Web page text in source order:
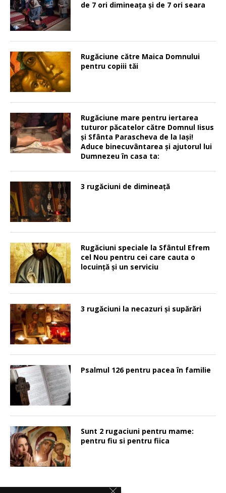
de 7 ori dimineața și de 7 ori seara
Rugăciune către Maica Domnului
pentru copiii tăi
Rugăciune mare pentru iertarea
tuturor păcatelor către Domnul Iisus
şi Sfânta Parascheva de la Iaşi!
Aduce binecuvântarea şi ajutorul lui
Dumnezeu în casa ta:
3 rugăciuni de dimineață
Rugăciuni speciale la Sfântul Efrem
cel Nou pentru cei care cauta o
locuinţă şi un serviciu
3 rugăciuni la necazuri și supărări
Psalmul 126 pentru pacea în familie
Sunt 2 rugaciuni pentru mame:
pentru fiu si pentru fiica